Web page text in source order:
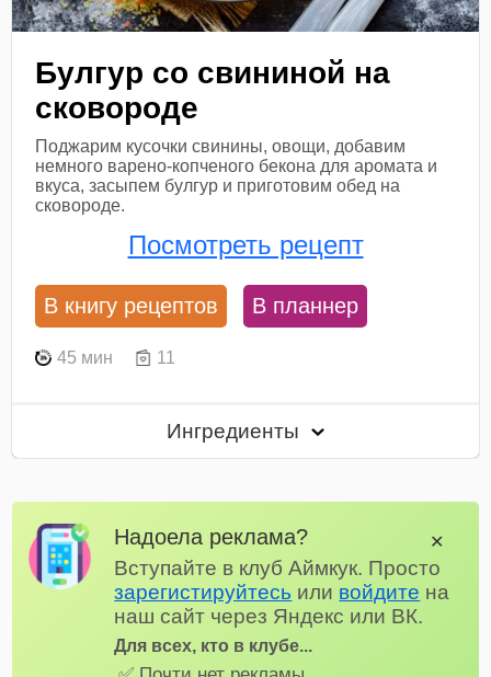
Булгур со свининой на
сковороде
Поджарим кусочки свинины, овощи, добавим
немного варено-копченого бекона для аромата и
вкуса, засыпем булгур и приготовим обед на
сковороде.
Посмотреть рецепт
В книгу рецептов В планнер
45 мин 11
Ингредиенты
Надоела реклама?
Вступайте в клуб Аймкук. Просто
зарегистируйтесь или войдите на
наш сайт через Яндекс или ВК.
Для всех, кто в клубе...
✕